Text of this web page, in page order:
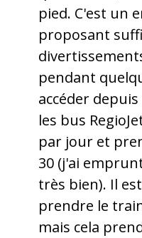
pied. C'est un
proposant
pendant
accéder
les bus
par jour et
30 (j'ai
très bien). Il
prendre le
mais cela